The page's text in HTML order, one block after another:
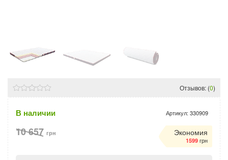
Отзывов: (0)
В наличии Артикул: 330909
10 657 грн Экономия
1599 грн